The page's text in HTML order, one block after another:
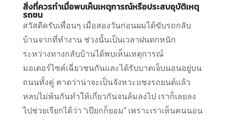
สิ่งที่ควรทำเมื่อพบเห็นเหตุการณ์หรือประสบอุบัติเหตุ
รถชน
สวัสดีครับเพื่อนๆ เมื่อสองวันก่อนผมได้ขับรถกลับ
บ้านจากที่ทำงาน ช่วงนั้นเป็นเวลาฝนตกหนัก
ระหว่างทางกลับบ้านได้พบเห็นเหตุการณ์
มอเตอร์ไซค์เฉี่ยวชนกันและได้รับบาดเจ็บนอนอยู่บน
ถนนทั้งคู่ คาดว่าน่าจะเป็นจังหวะแซงรถยนต์แล้ว
หลบไม่พ้นกันทำให้เกี่ยวกันจนล้มลงไป เราก็เลยลง
ไปช่วยเรียกได้ว่า “เปียกก็ยอม” เพราะเราเห็นคนนอน